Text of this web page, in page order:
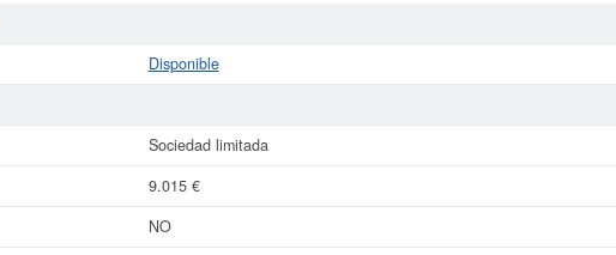
Disponible
Sociedad limitada
9.015 €
NO